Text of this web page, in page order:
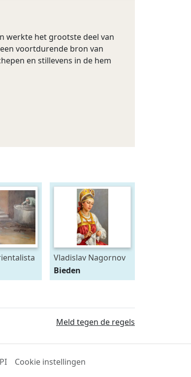
werkte het grootste deel van
voortdurende bron van
en stillevens in de hem
Vladislav Nagornov
(1974) - Jeune
princesse aux perles
Bieden
Meld tegen de regels
Cookie instellingen